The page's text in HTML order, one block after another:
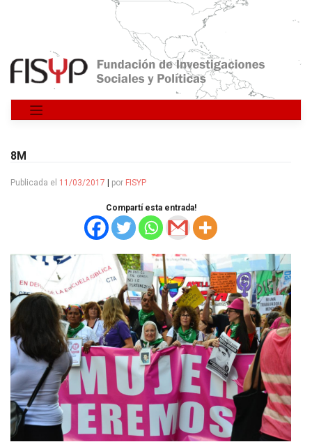
Saltar
8M
Publicada el 11/03/2017 por FISYP
Compartí esta entrada!